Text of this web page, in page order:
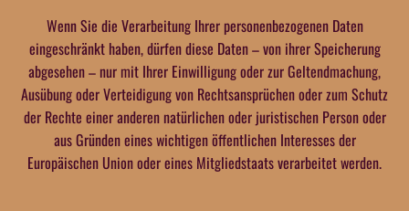
Wenn Sie die Verarbeitung Ihrer personenbezogenen Daten
eingeschränkt haben, dürfen diese Daten – von ihrer Speicherung
abgesehen – nur mit Ihrer Einwilligung oder zur Geltendmachung,
Ausübung oder Verteidigung von Rechtsansprüchen oder zum Schutz
der Rechte einer anderen natürlichen oder juristischen Person oder
aus Gründen eines wichtigen öffentlichen Interesses der
Europäischen Union oder eines Mitgliedstaats verarbeitet werden.